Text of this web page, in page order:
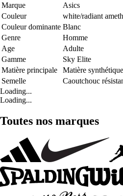
Marque
Asics
Couleur
white/radiant
Couleur dominante Blanc
Genre
Homme
Age
Adulte
Gamme
Sky Elite
Matière principale
Matière synthétique
Semelle
Caoutchouc
Loading...
Loading...
Toutes nos marques